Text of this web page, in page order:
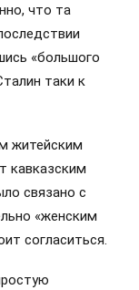
что та
«большого
таки к
житейским
кавказским
связано с
«женским
согласиться.